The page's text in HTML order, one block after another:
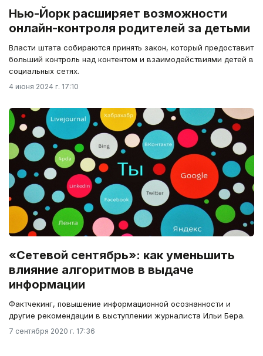
Нью-Йорк расширяет возможности
онлайн-контроля родителей за детьми
Власти штата собираются принять закон, который предоставит
больший контроль над контентом и взаимодействиями детей в
социальных сетях.
4 июня 2024 г. 17:10
«Сетевой сентябрь»: как уменьшить
влияние алгоритмов в выдаче
информации
Фактчекинг, повышение информационной осознанности и
другие рекомендации в выступлении журналиста Ильи Бера.
7 сентября 2020 г. 17:36